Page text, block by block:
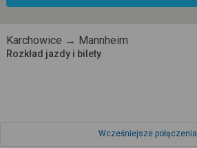
Karchowice → Mannheim
Rozkład jazdy i bilety
Wcześniejsze połączenia